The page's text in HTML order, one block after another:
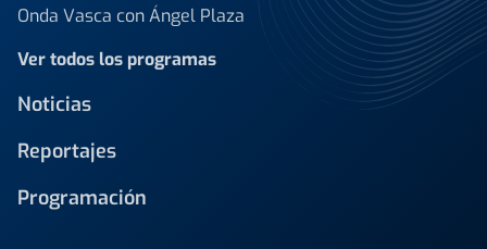
Onda Vasca con Ángel Plaza
Ver todos los programas
Noticias
Reportajes
Programación